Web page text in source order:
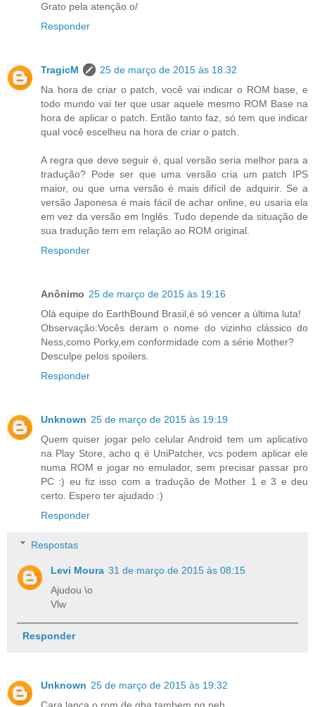
Grato pela atenção o/
Responder
TragicM
25 de março de 2015 às 18:32
Na hora de criar o patch, você vai indicar o ROM base, e
todo mundo vai ter que usar aquele mesmo ROM Base na
hora de aplicar o patch. Então tanto faz, só tem que indicar
qual você escelheu na hora de criar o patch.
A regra que deve seguir é, qual versão seria melhor para a
tradução? Pode ser que uma versão cria um patch IPS
maior, ou que uma versão é mais difícil de adquirir. Se a
versão Japonesa é mais fácil de achar online, eu usaria ela
em vez da versão em Inglês. Tudo depende da situação de
sua tradução tem em relação ao ROM original.
Responder
Anônimo 25 de março de 2015 às 19:16
Olá equipe do EarthBound Brasil,é só vencer a última luta!
Observação:Vocês deram o nome do vizinho clássico do
Ness,como Porky,em conformidade com a série Mother?
Desculpe pelos spoilers.
Responder
Unknown 25 de março de 2015 às 19:19
Quem quiser jogar pelo celular Android tem um aplicativo
na Play Store, acho q é UniPatcher, vcs podem aplicar ele
numa ROM e jogar no emulador, sem precisar passar pro
PC :) eu fiz isso com a tradução de Mother 1 e 3 e deu
certo. Espero ter ajudado :)
Responder
Respostas
Levi Moura 31 de março de 2015 às 08:15
Ajudou \o
Vlw
Responder
Unknown 25 de março de 2015 às 19:32
Cara lança o rom de gba tambem pq neh